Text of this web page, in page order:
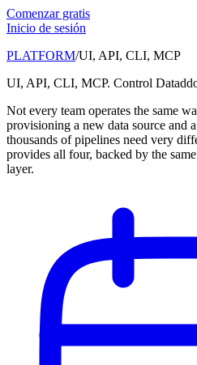
Comenzar gratis
Inicio de sesión
PLATFORM/UI, API, CLI, MCP
UI, API, CLI, MCP. Control
Not every team operates the same
provisioning a new data source and
thousands of pipelines need very
provides all four, backed by the
layer.